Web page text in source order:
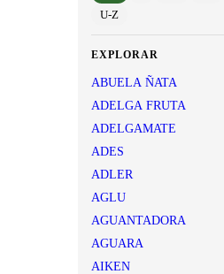
U-Z
EXPLORAR
ABUELA ÑATA
ADELGA FRUTA
ADELGAMATE
ADES
ADLER
AGLU
AGUANTADORA
AGUARA
AIKEN